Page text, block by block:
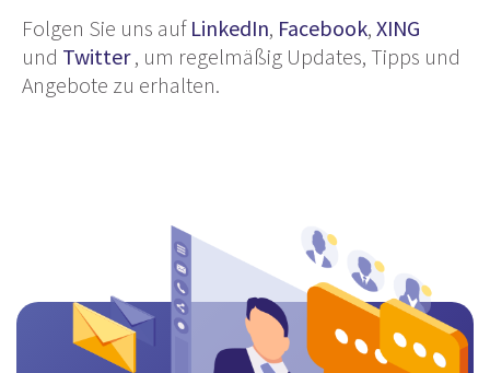
Folgen Sie uns auf LinkedIn, Facebook, XING
und Twitter, um regelmäßig Updates, Tipps und
Angebote zu erhalten.